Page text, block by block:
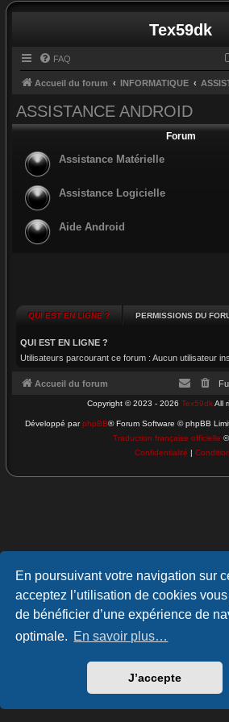
En poursuivant votre navigation sur
acceptez l’utilisation de cookies
de bénéficier d’une expérience de
optimale. En savoir plus…
J’accepte
Tex59dk
FAQ
Accueil du forum INFORMATIQUE
ASSISTANCE ANDROID
Forum
Assistance Matérielle
Assistance Logicielle
Aide Android
QUI EST EN LIGNE ? PERMISSIONS DU
QUI EST EN LIGNE ?
Utilisateurs parcourant ce forum : Aucun utilisateur
Accueil du forum
Copyright © 2023 - 2026 Tex59dkAll
Développé parphpBB® Forum Software © phpBB
Traduction française officielle ©
Confidentialité |